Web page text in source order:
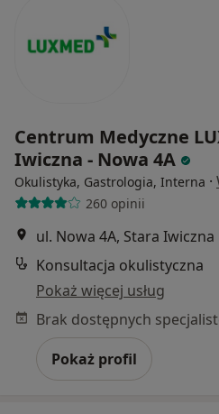
Centrum Medyczne
Iwiczna - Nowa 4A
Okulistyka, Gastrologia, Interna ·
260 opinii
ul. Nowa 4A, Stara Iwiczna
Konsultacja okulistyczna
Pokaż więcej usług
Pokaż profil